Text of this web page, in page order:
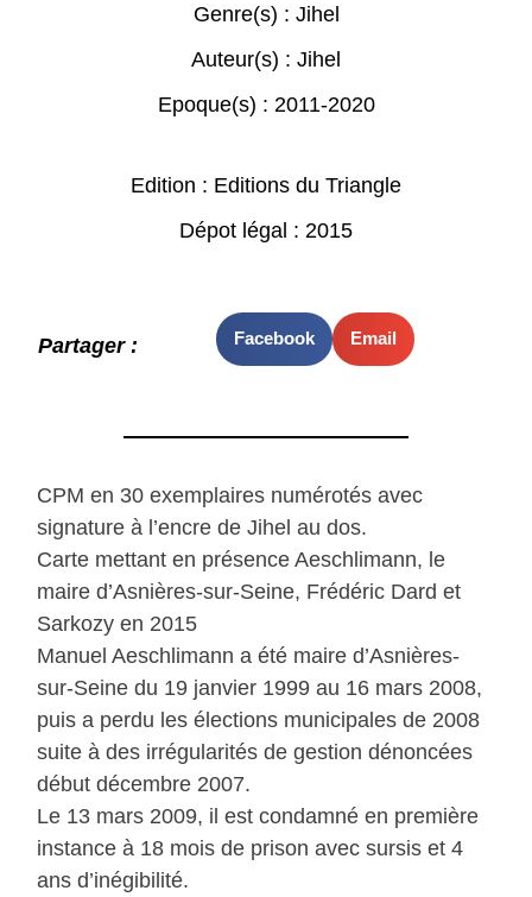
Genre(s) : Jihel
Auteur(s) : Jihel
Epoque(s) : 2011-2020
Edition : Editions du Triangle
Dépot légal : 2015
Partager : Facebook Email
CPM en 30 exemplaires numérotés avec
signature à l’encre de Jihel au dos.
Carte mettant en présence Aeschlimann, le
maire d’Asnières-sur-Seine, Frédéric Dard et
Sarkozy en 2015
Manuel Aeschlimann a été maire d’Asnières-
sur-Seine du 19 janvier 1999 au 16 mars 2008,
puis a perdu les élections municipales de 2008
suite à des irrégularités de gestion dénoncées
début décembre 2007.
Le 13 mars 2009, il est condamné en première
instance à 18 mois de prison avec sursis et 4
ans d’inégibilité.